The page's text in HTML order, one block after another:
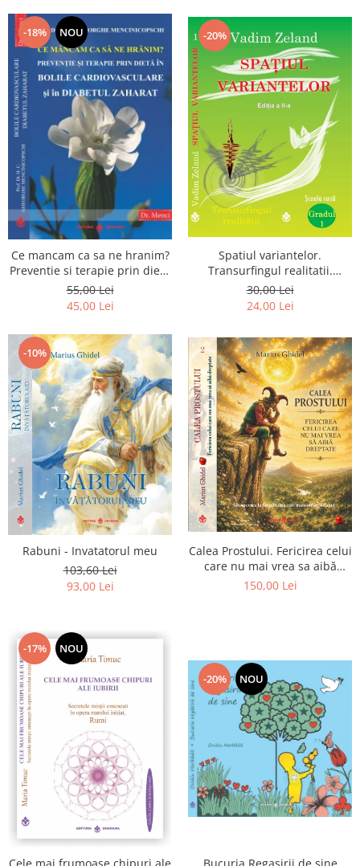
-18% NOU
Ce mancam ca sa ne hranim?
Preventie si terapie prin dieta
in bolile cardiovasculare si in
diabetul zaharat
55,00 Lei
45,00 Lei
-20%
Spatiul variantelor.
Transurfingul realitatii.
Gradul 1. Cum sa ne
dezvoltam intuitia si sa ne
alegem soarta
30,00 Lei
24,00 Lei
-10%
Rabuni - Invatatorul meu
103,60 Lei
93,00 Lei
Calea Prostului. Fericirea celui
care nu mai vrea sa aibă
dreptate - Intoarcerea la
150,00 Lei
-17% NOU
-20% NOU